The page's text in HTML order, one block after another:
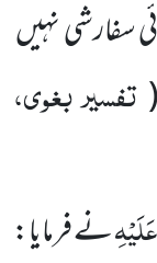
سفارشینہیں
( تفسیر بغوی،
نے فرمایا: